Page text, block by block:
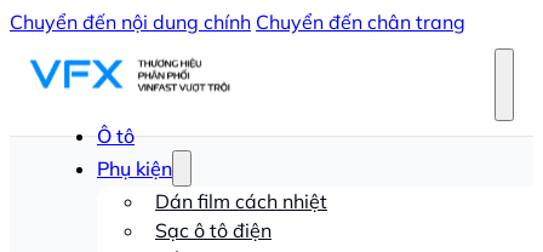
Chuyển đến nội dung chính Chuyển đến chân trang
Ô tô
Phụ kiện
Dán film cách nhiệt
Sạc ô tô điện